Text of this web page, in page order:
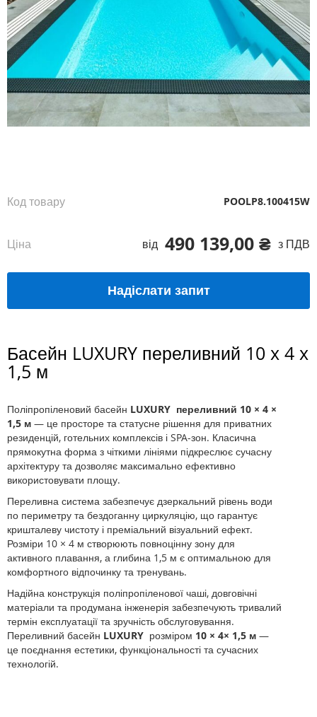
490 139,00 ₴ з ПДВ
Ціна від
Код товару POOLP8.100415W
Надіслати запит
Басейн LUXURY переливний 10 x 4 x
1,5 м
Поліпропіленовий басейн LUXURY переливний 10 × 4 ×
1,5 м — це просторе та статусне рішення для приватних
резиденцій, готельних комплексів і SPA-зон. Класична
прямокутна форма з чіткими лініями підкреслює сучасну
архітектуру та дозволяє максимально ефективно
використовувати площу.
Переливна система забезпечує дзеркальний рівень води
по периметру та бездоганну циркуляцію, що гарантує
кришталеву чистоту і преміальний візуальний ефект.
Розміри 10 × 4 м створюють повноцінну зону для
активного плавання, а глибина 1,5 м є оптимальною для
комфортного відпочинку та тренувань.
Надійна конструкція поліпропіленової чаші, довговічні
матеріали та продумана інженерія забезпечують тривалий
термін експлуатації та зручність обслуговування.
Переливний басейн LUXURY розміром 10 × 4× 1,5 м —
це поєднання естетики, функціональності та сучасних
технологій.